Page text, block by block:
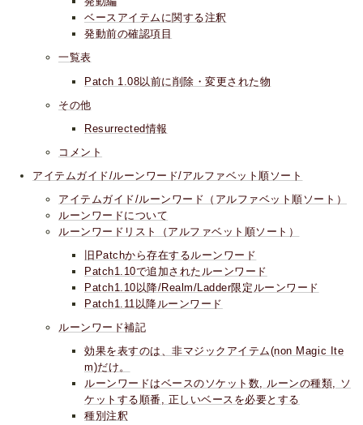
ベースアイテムに関する注釈
発動前の確認項目
一覧表
Patch 1.08以前に削除・変更された物
その他
Resurrected情報
コメント
アイテムガイド/ルーンワード/アルファベット順ソート
アイテムガイド/ルーンワード（アルファベット順ソート）
ルーンワードについて
ルーンワードリスト（アルファベット順ソート）
旧Patchから存在するルーンワード
Patch1.10で追加されたルーンワード
Patch1.10以降/Realm/Ladder限定ルーンワード
Patch1.11以降ルーンワード
ルーンワード補記
効果を表すのは、非マジックアイテム(non Magic Ite
m)だけ。
ルーンワードはベースのソケット数, ルーンの種類, ソ
ケットする順番, 正しいベースを必要とする
種別注釈